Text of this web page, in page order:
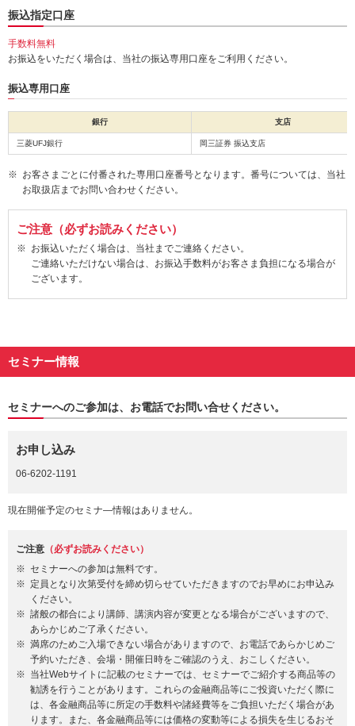
振込指定口座
手数料無料
お振込をいただく場合は、当社の振込専用口座をご利用ください。
振込専用口座
銀行 支店
三菱UFJ銀行 岡三証券 振込支店
お客さまごとに付番された専用口座番号となります。番号については、当社
お取扱店までお問い合わせください。
ご注意（必ずお読みください）
お振込いただく場合は、当社までご連絡ください。
ご連絡いただけない場合は、お振込手数料がお客さま負担になる場合が
ございます。
セミナー情報
セミナーへのご参加は、お電話でお問い合せください。
お申し込み
06-6202-1191
現在開催予定のセミナ―情報はありません。
ご注意 （必ずお読みください）
セミナーへの参加は無料です。
定員となり次第受付を締め切らせていただきますのでお早めにお申込み
ください。
諸般の都合により講師、講演内容が変更となる場合がございますので、
あらかじめご了承ください。
満席のためご入場できない場合がありますので、お電話であらかじめご
予約いただき、会場・開催日時をご確認のうえ、おこしください。
当社Webサイトに記載のセミナーでは、セミナーでご紹介する商品等の
勧誘を行うことがあります。これらの金融商品等にご投資いただく際に
は、各金融商品等に所定の手数料や諸経費等をご負担いただく場合があ
ります。また、各金融商品等には価格の変動等による損失を生じるおそ